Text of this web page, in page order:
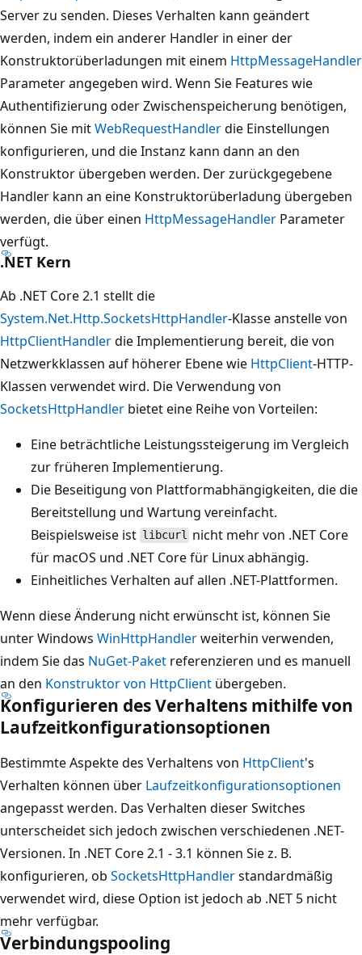
Server zu senden. Dieses Verhalten kann geändert
werden, indem ein anderer Handler in einer der
Konstruktorüberladungen mit einem HttpMessageHandler
Parameter angegeben wird. Wenn Sie Features wie
Authentifizierung oder Zwischenspeicherung benötigen,
können Sie mitWebRequestHandlerdie Einstellungen
konfigurieren, und die Instanz kann dann an den
Konstruktor übergeben werden. Der zurückgegebene
Handler kann an eine Konstruktorüberladung übergeben
werden, die über einen HttpMessageHandler Parameter
verfügt.
.NET Kern
Ab .NET Core 2.1 stellt die
System.Net.Http.SocketsHttpHandler-Klasse anstelle von
HttpClientHandlerdie Implementierung bereit, die von
Netzwerkklassen auf höherer Ebene wie HttpClient-HTTP-
Klassen verwendet wird. Die Verwendung von
SocketsHttpHandler bietet eine Reihe von Vorteilen:
Eine beträchtliche Leistungssteigerung im Vergleich
zur früheren Implementierung.
Die Beseitigung von Plattformabhängigkeiten, die die
Bereitstellung und Wartung vereinfacht.
Beispielsweise ist libcurl nicht mehr von .NET Core
für macOS und .NET Core für Linux abhängig.
Einheitliches Verhalten auf allen .NET-Plattformen.
Wenn diese Änderung nicht erwünscht ist, können Sie
unter Windows WinHttpHandlerweiterhin verwenden,
indem Sie das NuGet-Paket referenzieren und es manuell
an den Konstruktor von HttpClient übergeben.
Konfigurieren des Verhaltens mithilfe von
Laufzeitkonfigurationsoptionen
Bestimmte Aspekte des Verhaltens von HttpClient's
Verhalten können über Laufzeitkonfigurationsoptionen
angepasst werden. Das Verhalten dieser Switches
unterscheidet sich jedoch zwischen verschiedenen .NET-
Versionen. In .NET Core 2.1 - 3.1 können Sie z. B.
konfigurieren, ob SocketsHttpHandlerstandardmäßig
verwendet wird, diese Option ist jedoch ab .NET 5 nicht
mehr verfügbar.
Verbindungspooling